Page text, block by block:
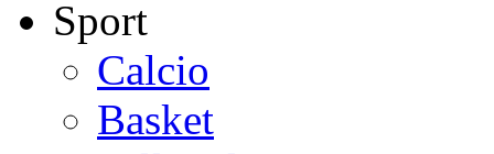
Sport
Calcio
Basket